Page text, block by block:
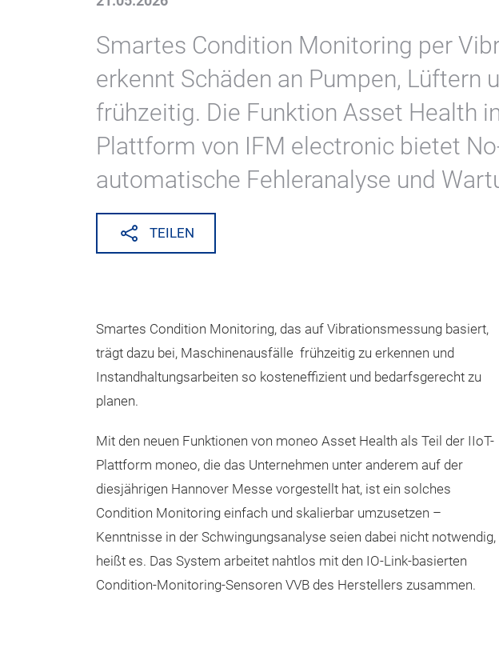
Smartes Condition Monitoring per
erkennt Schäden an Pumpen, Lüftern
frühzeitig. Die Funktion Asset Health
Plattform von IFM electronic bietet
automatische Fehleranalyse und
TEILEN
Smartes Condition Monitoring, das auf Vibrationsmessung basiert,
trägt dazu bei, Maschinenausfälle frühzeitig zu erkennen und
Instandhaltungsarbeiten so kosteneffizient und bedarfsgerecht zu
planen.
Mit den neuen Funktionen von moneo Asset Health als Teil der IIoT-
Plattform moneo, die das Unternehmen unter anderem auf der
diesjährigen Hannover Messe vorgestellt hat, ist ein solches
Condition Monitoring einfach und skalierbar umzusetzen –
Kenntnisse in der Schwingungsanalyse seien dabei nicht notwendig,
heißt es. Das System arbeitet nahtlos mit den IO-Link-basierten
Condition-Monitoring-Sensoren VVB des Herstellers zusammen.